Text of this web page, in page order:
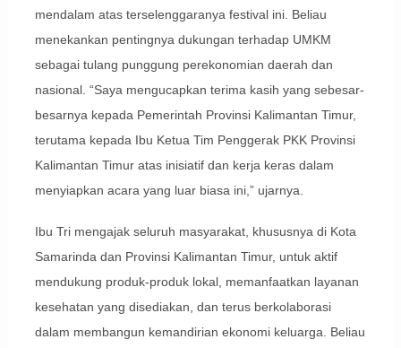
mendalam atas terselenggaranya festival ini. Beliau
menekankan pentingnya dukungan terhadap UMKM
sebagai tulang punggung perekonomian daerah dan
nasional. “Saya mengucapkan terima kasih yang sebesar-
besarnya kepada Pemerintah Provinsi Kalimantan Timur,
terutama kepada Ibu Ketua Tim Penggerak PKK Provinsi
Kalimantan Timur atas inisiatif dan kerja keras dalam
menyiapkan acara yang luar biasa ini,” ujarnya.
Ibu Tri mengajak seluruh masyarakat, khususnya di Kota
Samarinda dan Provinsi Kalimantan Timur, untuk aktif
mendukung produk-produk lokal, memanfaatkan layanan
kesehatan yang disediakan, dan terus berkolaborasi
dalam membangun kemandirian ekonomi keluarga. Beliau